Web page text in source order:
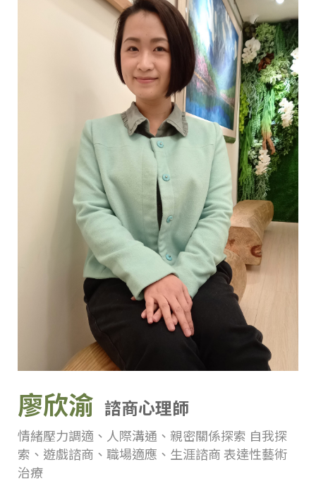
廖欣渝 諮商心理師
情緒壓力調適、人際溝通、親密關係探索 自我探
索、遊戲諮商、職場適應、生涯諮商 表達性藝術
治療